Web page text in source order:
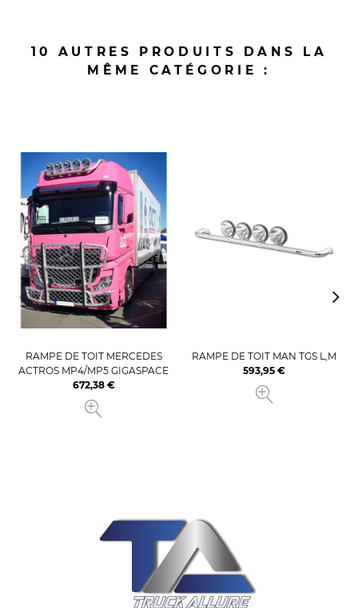
10 AUTRES PRODUITS DANS LA
MÊME CATÉGORIE :
RAMPE DE TOIT MERCEDES
ACTROS MP4/MP5 GIGASPACE
Prix
672,38 €
RAMPE DE TOIT MAN TGS L,M
Prix
593,95 €